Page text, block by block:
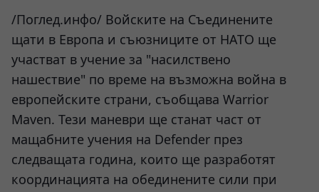
/Поглед.инфо/ Войските на Съединените
щати в Европа и съюзниците от НАТО ще
участват в учение за "насилствено
нашествие" по време на възможна война в
европейските страни, съобщава Warrior
Maven. Тези маневри ще станат част от
мащабните учения на Defender през
следващата година, които ще разработят
координацията на обединените сили при